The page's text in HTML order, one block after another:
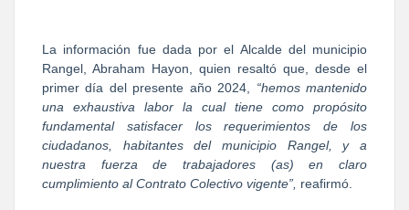
La información fue dada por el Alcalde del municipio
Rangel, Abraham Hayon, quien resaltó que, desde el
primer día del presente año 2024, “hemos mantenido
una exhaustiva labor la cual tiene como propósito
fundamental satisfacer los requerimientos de los
ciudadanos, habitantes del municipio Rangel, y a
nuestra fuerza de trabajadores (as) en claro
cumplimiento al Contrato Colectivo vigente”, reafirmó.